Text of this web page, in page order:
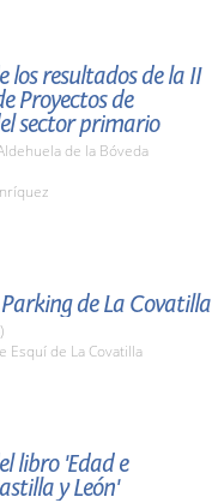
los resultados de la II
Proyectos de
sector primario
de la Bóveda
de La Covatilla
Esquí de La Covatilla
libro 'Edad e
y León'